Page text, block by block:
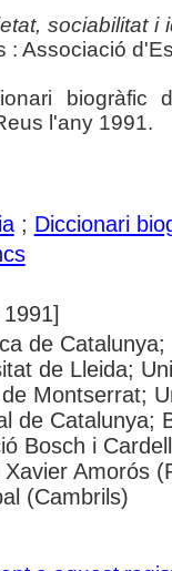
sociabilitat i
: Associació
l'any 1991.
; Diccionari
de
de Lleida;
Montserrat;
de Catalunya;
Bosch i
Xavier Amorós
(Cambrils)